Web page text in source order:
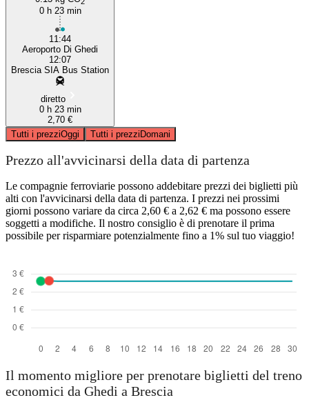
0 h 23 min
11:44
Aeroporto Di Ghedi
12:07
Brescia SIA Bus Station
diretto
0 h 23 min
2,70 €
Tutti i prezziOggi Tutti i prezziDomani
Prezzo all'avvicinarsi della data di partenza
Le compagnie ferroviarie possono addebitare prezzi dei biglietti più
alti con l'avvicinarsi della data di partenza. I prezzi nei prossimi
giorni possono variare da circa 2,60 € a 2,62 € ma possono essere
soggetti a modifiche. Il nostro consiglio è di prenotare il prima
possibile per risparmiare potenzialmente fino a 1% sul tuo viaggio!
Il momento migliore per prenotare biglietti del treno
economici da Ghedi a Brescia